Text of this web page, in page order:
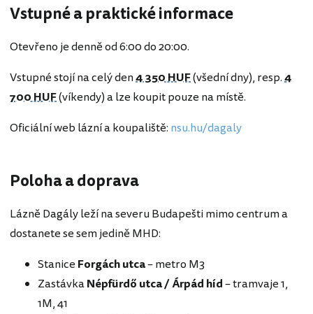
Vstupné a praktické informace
Otevřeno je denně od 6:00 do 20:00.
Vstupné stojí na celý den4 350 HUF(všední dny), resp.4
700 HUF(víkendy) a lze koupit pouze na místě.
Oficiální web lázní a koupaliště: nsu.hu/dagaly
Poloha a doprava
Lázně Dagály leží na severu Budapešti mimo centrum a
dostanete se sem jedině MHD:
Stanice Forgách utca– metro M3
ZastávkaNépfürdő utca / Árpád híd– tramvaje 1,
1M, 41